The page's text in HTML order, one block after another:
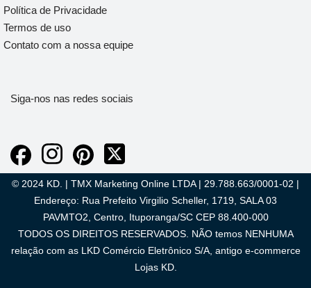
Política de Privacidade
Termos de uso
Contato com a nossa equipe
Siga-nos nas redes sociais
© 2024 KD. | TMX Marketing Online LTDA | 29.788.663/0001-02 |
Endereço: Rua Prefeito Virgilio Scheller, 1719, SALA 03
PAVMTO2, Centro, Ituporanga/SC CEP 88.400-000
TODOS OS DIREITOS RESERVADOS. NÃO temos NENHUMA
relação com as LKD Comércio Eletrônico S/A, antigo e-commerce
Lojas KD.